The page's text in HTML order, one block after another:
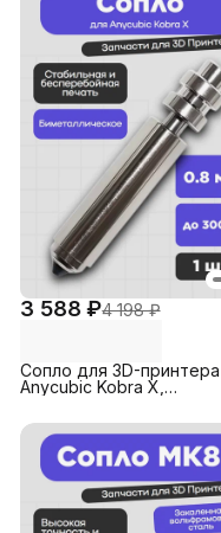
3 588 ₽4 198 ₽
Сопло для 3D-принтера
Anycubic Kobra X,
шт)